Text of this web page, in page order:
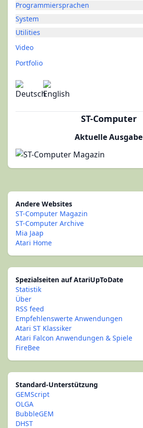
Programmiersprachen
System
Utilities
Video
Portfolio
ST-Computer
Aktuelle Ausgabe
Andere Websites
ST-Computer Magazin
ST-Computer Archive
Mia Jaap
Atari Home
Spezialseiten auf AtariUpToDate
Statistik
Über
RSS feed
Empfehlenswerte Anwendungen
Atari ST Klassiker
Atari Falcon Anwendungen & Spiele
FireBee
Standard-Unterstützung
GEMScript
OLGA
BubbleGEM
DHST